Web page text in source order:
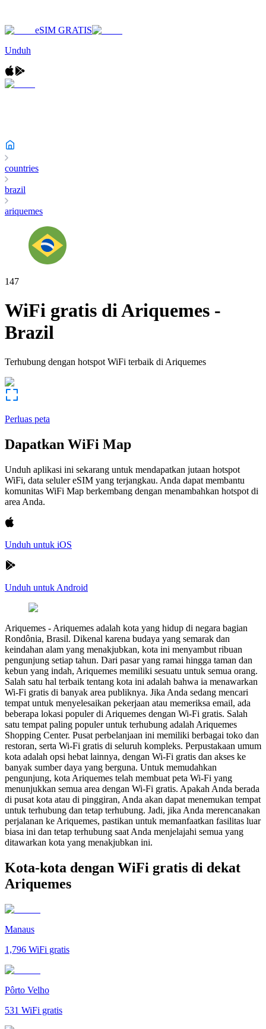
eSIM GRATIS
Unduh
countries
brazil
ariquemes
147
WiFi gratis diAriquemes -
Brazil
Terhubung dengan hotspot WiFi terbaik di Ariquemes
Perluas peta
Dapatkan WiFi Map
Unduh aplikasi ini sekarang untuk mendapatkan jutaan hotspot
WiFi, data seluler eSIM yang terjangkau. Anda dapat membantu
komunitas WiFi Map berkembang dengan menambahkan hotspot di
area Anda.
Unduh untuk iOS
Unduh untuk Android
Ariquemes - Ariquemes adalah kota yang hidup di negara bagian
Rondônia, Brasil. Dikenal karena budaya yang semarak dan
keindahan alam yang menakjubkan, kota ini menyambut ribuan
pengunjung setiap tahun. Dari pasar yang ramai hingga taman dan
kebun yang indah, Ariquemes memiliki sesuatu untuk semua orang.
Salah satu hal terbaik tentang kota ini adalah bahwa ia menawarkan
Wi-Fi gratis di banyak area publiknya. Jika Anda sedang mencari
tempat untuk menyelesaikan pekerjaan atau memeriksa email, ada
beberapa lokasi populer di Ariquemes dengan Wi-Fi gratis. Salah
satu tempat paling populer untuk terhubung adalah Ariquemes
Shopping Center. Pusat perbelanjaan ini memiliki berbagai toko dan
restoran, serta Wi-Fi gratis di seluruh kompleks. Perpustakaan umum
kota adalah opsi hebat lainnya, dengan Wi-Fi gratis dan akses ke
banyak sumber daya yang berguna. Untuk memudahkan
pengunjung, kota Ariquemes telah membuat peta Wi-Fi yang
menunjukkan semua area dengan Wi-Fi gratis. Apakah Anda berada
di pusat kota atau di pinggiran, Anda akan dapat menemukan tempat
untuk terhubung dan tetap terhubung. Jadi, jika Anda merencanakan
perjalanan ke Ariquemes, pastikan untuk memanfaatkan fasilitas luar
biasa ini dan tetap terhubung saat Anda menjelajahi semua yang
ditawarkan kota yang menakjubkan ini.
Kota-kota dengan WiFi gratis di dekat
Ariquemes
Manaus
1,796 WiFi gratis
Pôrto Velho
531 WiFi gratis